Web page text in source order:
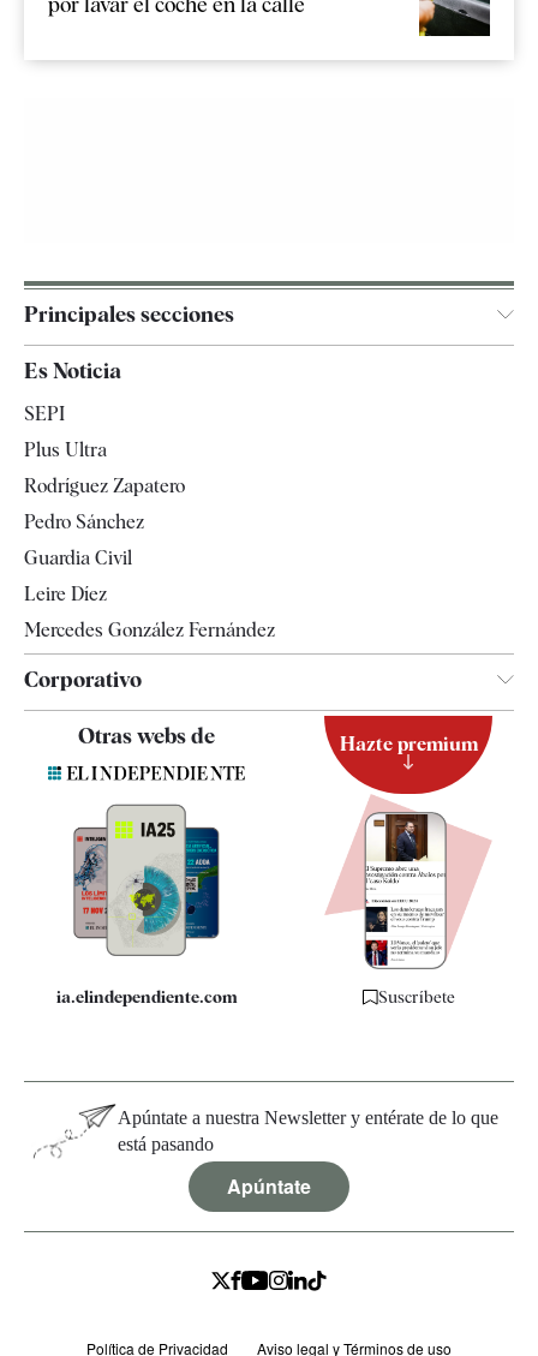
Principales secciones
España
Televisión
Es Noticia
SEPI
Plus Ultra
Rodríguez Zapatero
Pedro Sánchez
Guardia Civil
Leire Díez
Mercedes González Fernández
Corporativo
Contacto
Quiénes somos
Especificaciones
Otras webs de
ia.elindependiente.com
Hazte premium
Suscríbete
Apúntate a nuestra Newsletter y entérate de lo que
está pasando
Apúntate
Política de Privacidad Aviso legal y Términos de uso